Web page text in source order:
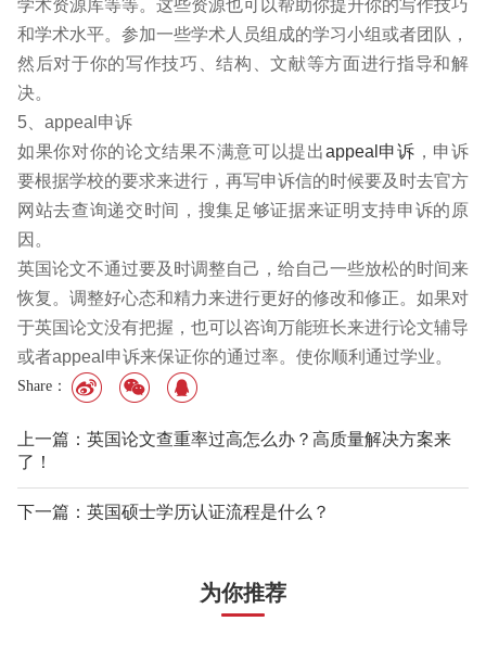
学术资源库等等。这些资源也可以帮助你提升你的写作技巧
和学术水平。参加一些学术人员组成的学习小组或者团队，
然后对于你的写作技巧、结构、文献等方面进行指导和解
决。
5、appeal申诉
如果你对你的论文结果不满意可以提出appeal申诉 ，申诉
要根据学校的要求来进行，再写申诉信的时候要及时去官方
网站去查询递交时间，搜集足够证据来证明支持申诉的原
因。
英国论文不通过要及时调整自己，给自己一些放松的时间来
恢复。调整好心态和精力来进行更好的修改和修正。如果对
于英国论文没有把握，也可以咨询万能班长来进行论文辅导
或者appeal申诉来保证你的通过率。使你顺利通过学业。
Share：
上一篇：英国论文查重率过高怎么办？高质量解决方案来
了！
下一篇：英国硕士学历认证流程是什么？
为你推荐